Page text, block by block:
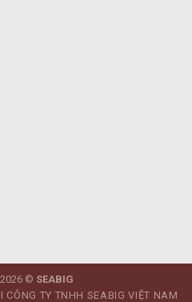
© SEABIG
TY TNHH SEABIG VIỆT NAM